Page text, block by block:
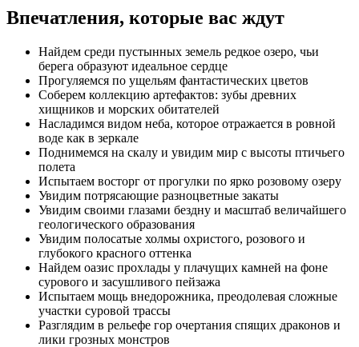
Ата, ущелье Шакпатысай, долина шаров, гора Шеркала,
Черный каньон, Тузбаир, разноцветные холмы, красный
каньон, Тирамису (Кызылкуп), Бокты, Босжыра, розовое
озеро, впадина Карагие.
Продуманные маршрутына подготовленных
внедорожниках сводят время в пути в нашем туре по
Казахстану к минимуму, позволяя больше отдыхать и
созерцать.
На фотографиях в описании – именно те пейзажи, которые
ждут васв туре по Казахстану. Мы показали всё так, как оно
есть
на самом деле. Фактически маршрут окажется более
насыщенным, чем указано в описании. В рамках каждого
выезда мы готовим для участников дополнительные бонусы
и посещение неуказанных локаций.
Мы ценим комфорт, поэтомуразмещаемся в гостиницах
исключением одной атмосферной ночи с вечеринкой на
Впечатления, которые вас ждут
Найдем среди пустынных земель редкое озеро, чьи
берега образуют идеальное сердце
Прогуляемся по ущельям фантастических цветов
Соберем коллекцию артефактов: зубы древних
хищников и морских обитателей
Насладимся видом неба, которое отражается в ровной
воде как в зеркале
Поднимемся на скалу и увидим мир с высоты птичьего
полета
Испытаем восторг от прогулки по ярко розовому озеру
Увидим потрясающие разноцветные закаты
Увидим своими глазами бездну и масштаб величайшего
геологического образования
Увидим полосатые холмы охристого, розового и
глубокого красного оттенка
Найдем оазис прохлады у плачущих камней на фоне
сурового и засушливого пейзажа
Испытаем мощь внедорожника, преодолевая сложные
участки суровой трассы
Разглядим в рельефе гор очертания спящих драконов и
лики грозных монстров